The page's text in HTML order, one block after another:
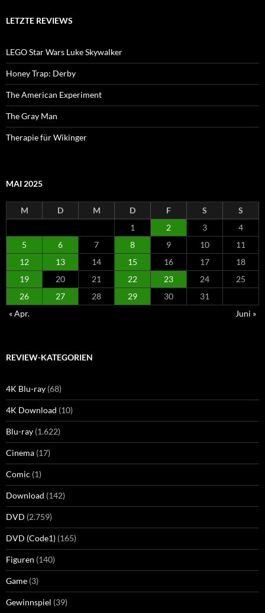
LETZTE REVIEWS
LEGO Star Wars Luke Skywalker
Honey Trap: Derby
The American Experiment
The Gray Man
Therapie für Wikinger
MAI 2025
M D M D F S
S
1
2 3
4
5
6 7 8 9 10
11
12
13 14 15 16 17
18
19
20 21 22 23 24
25
26
27 28 29 30
31
« Apr.
Juni »
REVIEW-KATEGORIEN
4K Blu-ray (68)
4K Download (10)
Blu-ray (1.622)
Cinema (17)
Comic (1)
Download (142)
DVD (2.759)
DVD (Code1) (165)
Figuren (140)
Game (3)
Gewinnspiel (39)